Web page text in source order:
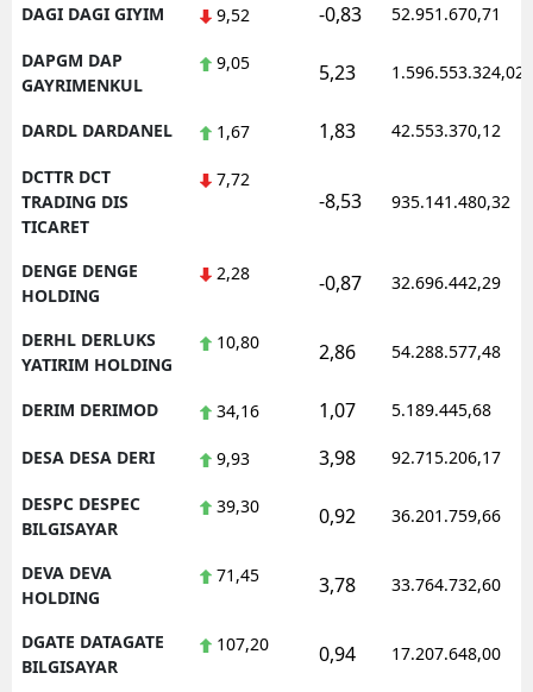
DAGI DAGI GIYIM 9,52 -0,83 52.951.670,71
DAPGM DAP
GAYRIMENKUL
9,05 5,23 1.596.553.324,02
DARDL DARDANEL 1,67 1,83 42.553.370,12
DCTTR DCT
TRADING DIS
TICARET
7,72
-8,53 935.141.480,32
DENGE DENGE
HOLDING
2,28 -0,87 32.696.442,29
DERHL DERLUKS
YATIRIM HOLDING
10,80 2,86 54.288.577,48
DERIM DERIMOD 34,16 1,07 5.189.445,68
DESA DESA DERI 9,93 3,98 92.715.206,17
DESPC DESPEC
BILGISAYAR
39,30 0,92 36.201.759,66
DEVA DEVA
HOLDING
71,45 3,78 33.764.732,60
DGATE DATAGATE
BILGISAYAR
107,20 0,94 17.207.648,00